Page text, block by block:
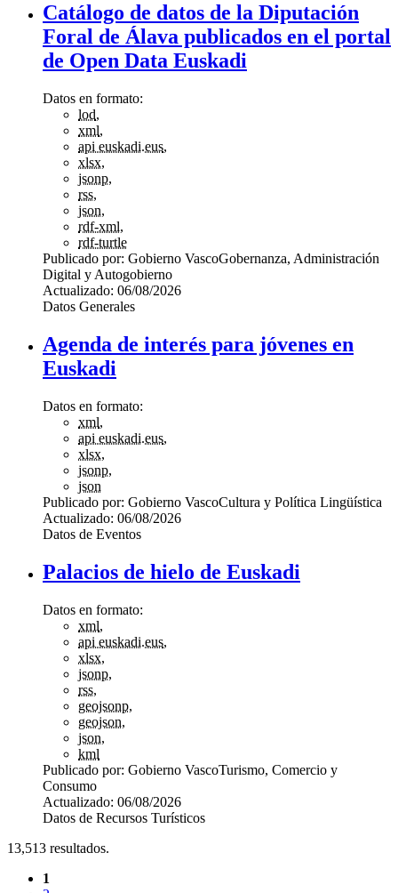
Catálogo de datos de la Diputación
Foral de Álava publicados en el portal
de Open Data Euskadi
Datos en formato:
lod,
xml,
api euskadi.eus,
xlsx,
jsonp,
rss,
json,
rdf-xml,
rdf-turtle
Publicado por: Gobierno VascoGobernanza, Administración
Digital y Autogobierno
Actualizado: 06/08/2026
Datos Generales
Agenda de interés para jóvenes en
Euskadi
Datos en formato:
xml,
api euskadi.eus,
xlsx,
jsonp,
json
Publicado por: Gobierno VascoCultura y Política Lingüística
Actualizado: 06/08/2026
Datos de Eventos
Palacios de hielo de Euskadi
Datos en formato:
xml,
api euskadi.eus,
xlsx,
jsonp,
rss,
geojsonp,
geojson,
json,
kml
Publicado por: Gobierno VascoTurismo, Comercio y
Consumo
Actualizado: 06/08/2026
Datos de Recursos Turísticos
13,513 resultados.
1